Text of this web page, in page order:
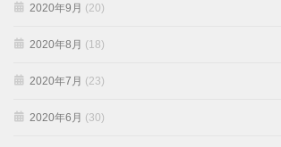
2020年9月 (20)
2020年8月 (18)
2020年7月 (23)
2020年6月 (30)